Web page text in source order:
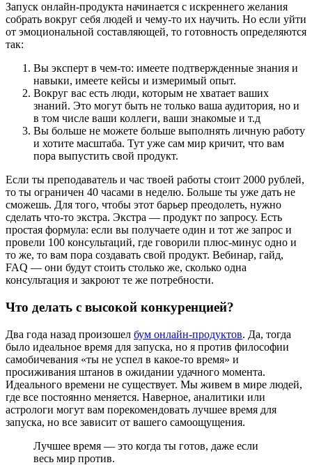
Запуск онлайн-продукта начинается с искреннего желания
собрать вокруг себя людей и чему-то их научить. Но если уйти
от эмоциональной составляющей, то готовность определяются
так:
Вы эксперт в чем-то: имеете подтвержденные знания и
навыки, имеете кейсы и измеримый опыт.
Вокруг вас есть люди, которым не хватает ваших
знаний. Это могут быть не только ваша аудитория, но и
в том числе ваши коллеги, ваши знакомые и т.д
Вы больше не можете больше выполнять личную работу
и хотите масштаба. Тут уже сам мир кричит, что вам
пора выпустить свой продукт.
Если ты преподаватель и час твоей работы стоит 2000 рублей,
то ты ограничен 40 часами в неделю. Больше ты уже дать не
сможешь. Для того, чтобы этот барьер преодолеть, нужно
сделать что-то экстра. Экстра — продукт по запросу. Есть
простая формула: если вы получаете один и тот же запрос и
провели 100 консультаций, где говорили плюс-минус одно и
то же, то вам пора создавать свой продукт. Вебинар, гайд,
FAQ — они будут стоить столько же, сколько одна
консультация и закроют те же потребности.
Что делать с высокой конкуренцией?
Два года назад произошел бум онлайн-продуктов. Да, тогда
было идеальное время для запуска, но я против философии
самобичевания «‎ты не успел в какое-то время‎» и
просиживания штанов в ожидании удачного момента.
Идеального времени не существует. Мы живем в мире людей,
где все постоянно меняется. Наверное, аналитики или
астрологи могут вам порекомендовать лучшее время для
запуска, но все зависит от вашего самоощущения.
Лучшее время — это когда ты готов, даже если
весь мир против.